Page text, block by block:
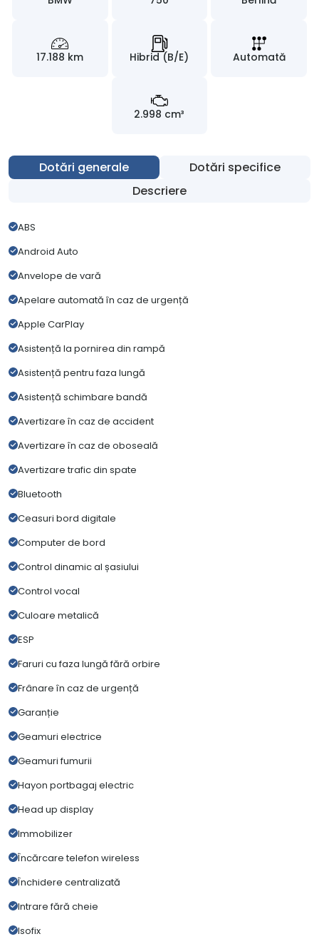
17.188 km Hibrid (B/E) Automată
2.998 cm³
Dotări generale
Dotări specifice
Descriere
ABS
Android Auto
Anvelope de vară
Apelare automată în caz de urgență
Apple CarPlay
Asistență la pornirea din rampă
Asistență pentru faza lungă
Asistență schimbare bandă
Avertizare în caz de accident
Avertizare în caz de oboseală
Avertizare trafic din spate
Bluetooth
Ceasuri bord digitale
Computer de bord
Control dinamic al șasiului
Control vocal
Culoare metalică
ESP
Faruri cu faza lungă fără orbire
Frânare în caz de urgență
Garanție
Geamuri electrice
Geamuri fumurii
Hayon portbagaj electric
Head up display
Immobilizer
Încărcare telefon wireless
Închidere centralizată
Intrare fără cheie
Isofix